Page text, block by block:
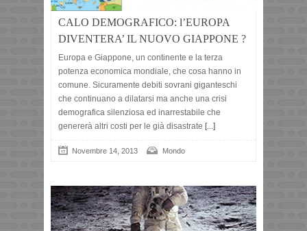
CALO DEMOGRAFICO: l’EUROPA
DIVENTERA’ IL NUOVO GIAPPONE ?
Europa e Giappone, un continente e la terza
potenza economica mondiale, che cosa hanno in
comune. Sicuramente debiti sovrani giganteschi
che continuano a dilatarsi ma anche una crisi
demografica silenziosa ed inarrestabile che
genererà altri costi per le già disastrate [...]
Novembre 14, 2013 Mondo